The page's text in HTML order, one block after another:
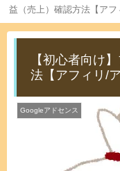
益（売上）確認方法【アフ
【初心者向け
法【アフィリ/
Googleアドセンス